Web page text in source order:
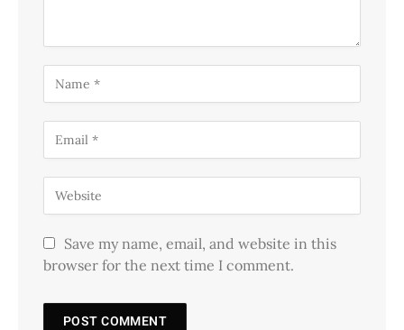
Save my name, email, and website in this
browser for the next time I comment.